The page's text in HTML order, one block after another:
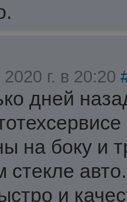
2020 г. в 20:20
дней
на боку и
стекле
и